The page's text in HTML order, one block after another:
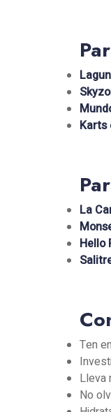
Karts
La
Hello
Ten
Lleva
No